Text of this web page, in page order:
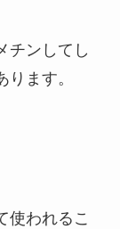
チンしてし
ます。
使われるこ